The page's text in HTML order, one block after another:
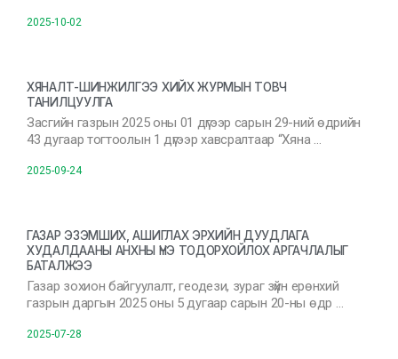
2025-10-02
ХЯНАЛТ-ШИНЖИЛГЭЭ ХИЙХ ЖУРМЫН ТОВЧ
ТАНИЛЦУУЛГА
Засгийн газрын 2025 оны 01 дүгээр сарын 29-ний өдрийн
43 дугаар тогтоолын 1 дүгээр хавсралтаар “Хяна …
2025-09-24
ГАЗАР ЭЗЭМШИХ, АШИГЛАХ ЭРХИЙН ДУУДЛАГА
ХУДАЛДААНЫ АНХНЫ ҮНЭ ТОДОРХОЙЛОХ АРГАЧЛАЛЫГ
БАТАЛЖЭЭ
Газар зохион байгуулалт, геодези, зураг зүйн ерөнхий
газрын даргын 2025 оны 5 дугаар сарын 20-ны өдр …
2025-07-28